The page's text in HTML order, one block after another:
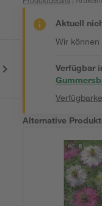
Aktuell
Wir
Verfügbar
Alternative